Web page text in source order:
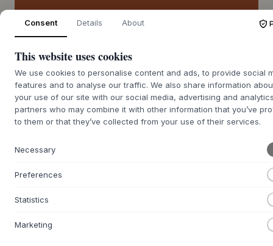
Bestellware ca. 9-21 Tage Lieferzeit
BESCHREIBUNG +
Tisch vonHOUE
Gestell aus pulverbeschichteten Stahlrohren bietet eine
Thermoesche oder heller Kiefer ein natürliches Element
ein Möbelstück zu schaffen, das sowohl Robustheit als auch
Consent Details About
This website uses cookies
We use cookies to personalise content and ads, to provide social
features and to analyse our traffic. We also share information
your use of our site with our social media, advertising and
partners who may combine it with other information that you’ve
to them or that they’ve collected from your use of their services.
Necessary
Preferences
Statistics
Marketing